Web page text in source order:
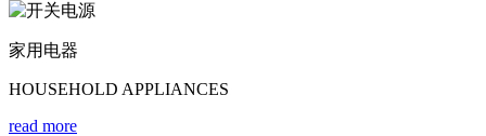
家用电器
HOUSEHOLD APPLIANCES
read more